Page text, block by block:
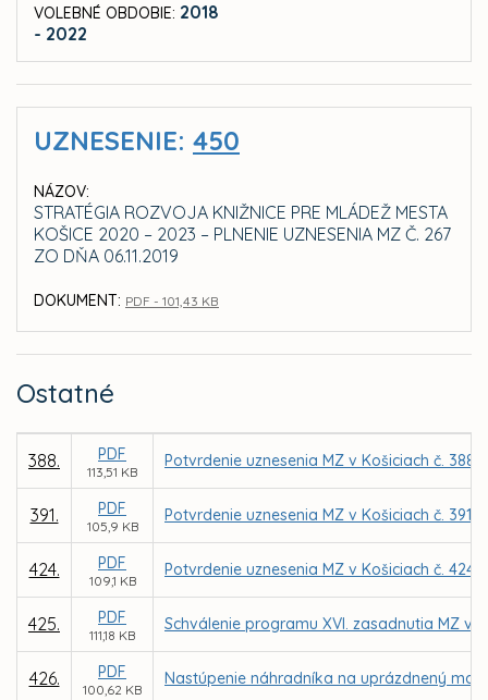
VOLEBNÉ OBDOBIE: 2018
- 2022
UZNESENIE: 450
NÁZOV:
STRATÉGIA ROZVOJA KNIŽNICE PRE MLÁDEŽ MESTA
KOŠICE 2020 – 2023 – PLNENIE UZNESENIA MZ Č. 267
ZO DŇA 06.11.2019
DOKUMENT: PDF - 101,43 KB
Ostatné
388. PDF
113,51 KB
Potvrdenie uznesenia MZ v Košiciach č.
391. PDF
105,9 KB
Potvrdenie uznesenia MZ v Košiciach č.
424. PDF
109,1 KB
Potvrdenie uznesenia MZ v Košiciach č.
425. PDF
111,18 KB
Schválenie programu XVI. zasadnutia MZ v
426. PDF
100,62 KB
Nastúpenie náhradníka na uprázdnený